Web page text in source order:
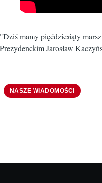
"Dziś mamy pięćdziesiąty
Prezydenckim Jarosław
NASZE WIADOMOŚCI